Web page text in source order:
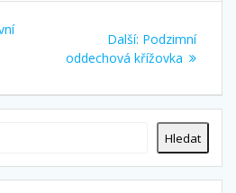
Další: Další
příspěvek:
Podzimní
oddechová křížovka
Hledat